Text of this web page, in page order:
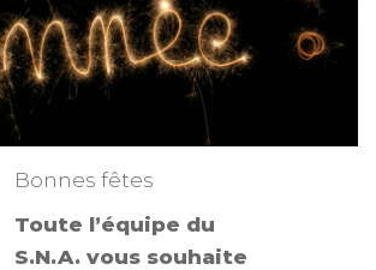
Bonnes fêtes
Toute l’équipe du
S.N.A. vous souhaite